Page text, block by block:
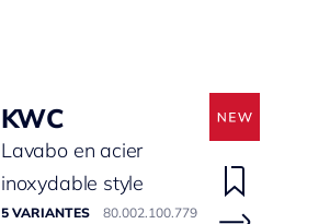
KWC
Lavabo en acier
inoxydable style
5 VARIANTES 80.002.100.779